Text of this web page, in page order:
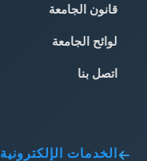
قانون الجامعة
لوائح الجامعة
اتصل بنا
الخدمات الإلكترونية